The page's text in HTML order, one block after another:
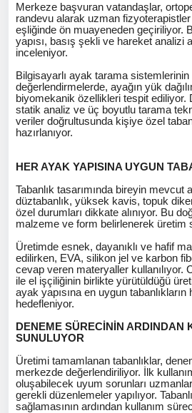
Merkeze başvuran vatandaşlar,
randevu alarak uzman
eşliğinde ön muayeneden geçiriliyor.
yapısı, basış şekli ve hareket analizi
inceleniyor.
Bilgisayarlı ayak tarama sistemlerinin
değerlendirmelerde, ayağın yük
biyomekanik özellikleri tespit ediliyor.
statik analiz ve üç boyutlu tarama
veriler doğrultusunda kişiye özel
hazırlanıyor.
HER AYAK YAPISINA UYGUN
Tabanlık tasarımında bireyin mevcut
düztabanlık, yüksek kavis, topuk
özel durumları dikkate alınıyor. Bu
malzeme ve form belirlenerek üretim
Üretimde esnek, dayanıklı ve hafif
edilirken, EVA, silikon jel ve karbon
cevap veren materyaller kullanılıyor.
ile el işçiliğinin birlikte yürütüldüğü
ayak yapısına en uygun tabanlıkların
hedefleniyor.
DENEME SÜRECİNİN ARDINDAN
SUNULUYOR
Üretimi tamamlanan tabanlıklar,
merkezde değerlendiriliyor. İlk
oluşabilecek uyum sorunları
gerekli düzenlemeler yapılıyor.
sağlamasının ardından kullanım